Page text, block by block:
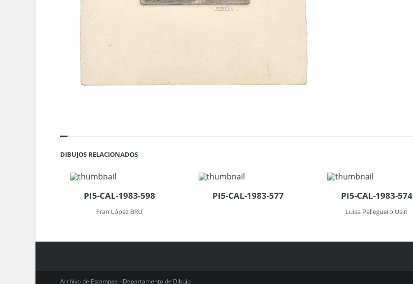
DIBUJOS RELACIONADOS
PI5-CAL-1983-598
Fran López BRU
PI5-CAL-1983-577 PI5-CAL-1983-574
Luisa Pelleguero Usin
Archivo de Estampas - Departamento de Dibujo